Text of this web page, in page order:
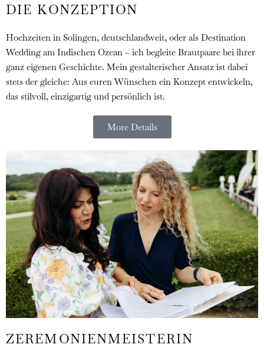
DIE KONZEPTION
Hochzeiten in Solingen, deutschlandweit, oder als Destination
Wedding am Indischen Ozean – ich begleite Brautpaare bei ihrer
ganz eigenen Geschichte. Mein gestalterischer Ansatz ist dabei
stets der gleiche: Aus euren Wünschen ein Konzept entwickeln,
das stilvoll, einzigartig und persönlich ist.
More Details
ZEREMONIENMEISTERIN